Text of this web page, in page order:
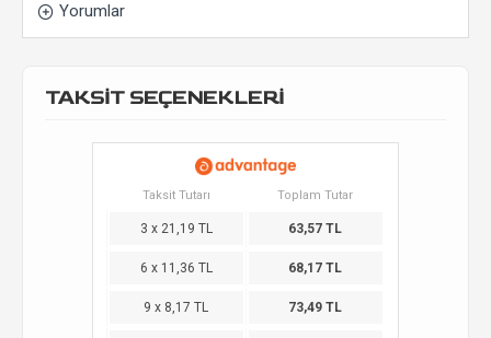
Yorumlar
TAKSİT SEÇENEKLERİ
Taksit Tutarı Toplam Tutar
3 x 21,19 TL 63,57 TL
6 x 11,36 TL 68,17 TL
9 x 8,17 TL 73,49 TL